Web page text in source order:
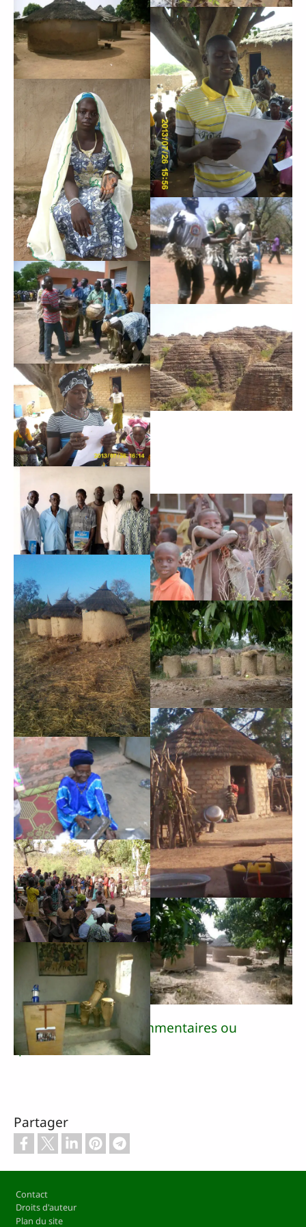
Envoyez-nous vos commentaires ou
questions
Partager
Contact
Droits d'auteur
Plan du site